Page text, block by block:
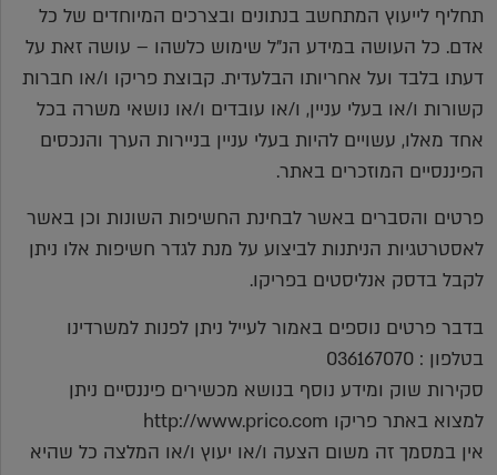
תחליף לייעוץ המתחשב בנתונים ובצרכים המיוחדים של כל
אדם. כל העושה במידע הנ"ל שימוש כלשהו – עושה זאת על
דעתו בלבד ועל אחריותו הבלעדית. קבוצת פריקו ו/או חברות
קשורות ו/או בעלי עניין, ו/או עובדים ו/או נושאי משרה בכל
אחד מאלו, עשויים להיות בעלי עניין בניירות הערך והנכסים
הפיננסיים המוזכרים באתר.
פרטים והסברים באשר לבחינת החשיפות השונות וכן באשר
לאסטרטגיות הניתנות לביצוע על מנת לגדר חשיפות אלו ניתן
לקבל בדסק אנליסטים בפריקו.
בדבר פרטים נוספים באמור לעייל ניתן לפנות למשרדינו
בטלפון : 036167070
סקירות שוק ומידע נוסף בנושא מכשירים פיננסיים ניתן
למצוא באתר פריקו http://www.prico.com
אין במסמך זה משום הצעה ו/או יעוץ ו/או המלצה כל שהיא